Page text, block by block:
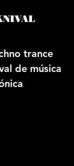
trance
de música